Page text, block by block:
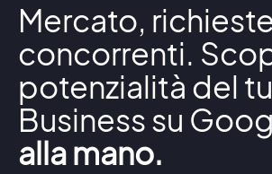
Mercato,
concorrenti.
potenzialità del
Business su
alla mano.